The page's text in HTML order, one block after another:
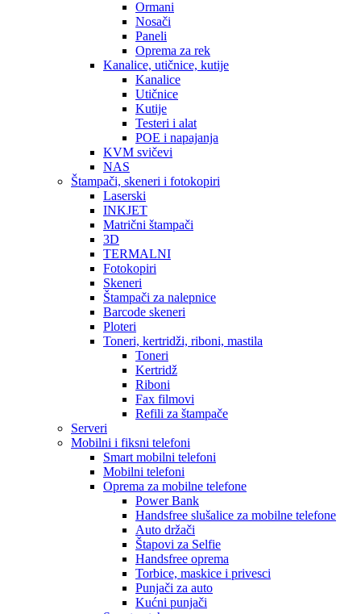
Ormani
Nosači
Paneli
Oprema za rek
Kanalice, utičnice, kutije
Kanalice
Utičnice
Kutije
Testeri i alat
POE i napajanja
KVM svičevi
NAS
Štampači, skeneri i fotokopiri
Laserski
INKJET
Matrični štampači
3D
TERMALNI
Fotokopiri
Skeneri
Štampači za nalepnice
Barcode skeneri
Ploteri
Toneri, kertridži, riboni, mastila
Toneri
Kertridž
Riboni
Fax filmovi
Refili za štampače
Serveri
Mobilni i fiksni telefoni
Smart mobilni telefoni
Mobilni telefoni
Oprema za mobilne telefone
Power Bank
Handsfree slušalice za mobilne telefone
Auto držači
Štapovi za Selfie
Handsfree oprema
Torbice, maskice i privesci
Punjači za auto
Kućni punjači